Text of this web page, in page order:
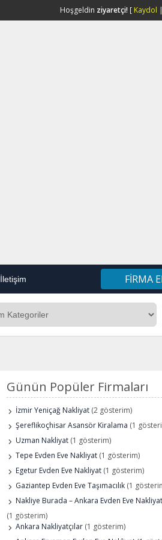
Hoşgeldin ziyaretçi! [ Kaydol |
İletişim FIRMA
Günün Popüler Firmaları
İzmir Yeniçağ Nakliyat (2 gösterim)
Şereflikoçhisar Asansör Kiralama (1
Uzman Nakliyat (1 gösterim)
Tepe Evden Eve Nakliyat (1 gösterim)
Egetur Evden Eve Nakliyat (1 gösterim)
Gaziantep Evden Eve Taşımacılık (1
Nakliye Burada – Ankara Evden Eve Nakliyat
(1 gösterim)
Ankara Nakliyatçılar (1 gösterim)